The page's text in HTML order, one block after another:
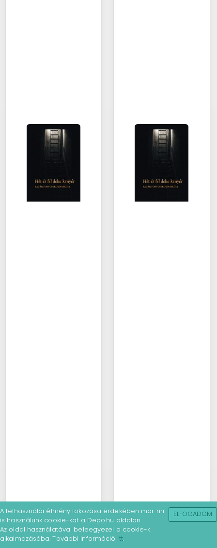
A felhasználói élmény fokozása érdekében már mi
is használunk cookie-kat a Depo.hu oldalon.
Az oldal használatával beleegyezel a cookie-k
alkalmazásába. További információ itt.
ELFOGADOM